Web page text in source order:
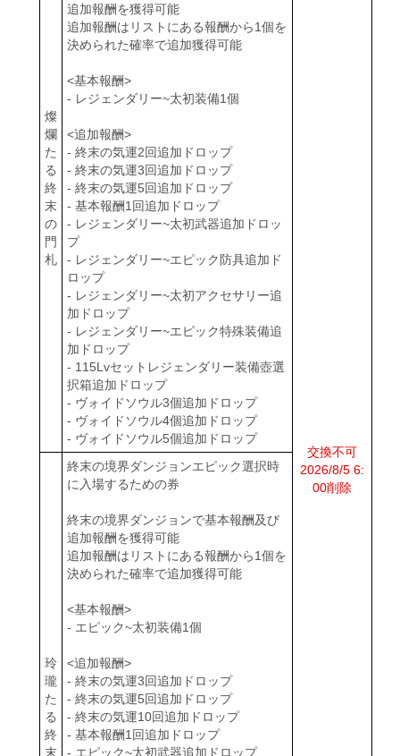
燦
爛
た
る
終
末
の
門
札
追加報酬を獲得可能
追加報酬はリストにある報酬から1個を
決められた確率で追加獲得可能
<基本報酬>
- レジェンダリー~太初装備1個
<追加報酬>
- 終末の気運2回追加ドロップ
- 終末の気運3回追加ドロップ
- 終末の気運5回追加ドロップ
- 基本報酬1回追加ドロップ
- レジェンダリー~太初武器追加ドロッ
プ
- レジェンダリー~エピック防具追加ド
ロップ
- レジェンダリー~太初アクセサリー追
加ドロップ
- レジェンダリー~エピック特殊装備追
加ドロップ
- 115Lvセットレジェンダリー装備壺選
択箱追加ドロップ
- ヴォイドソウル3個追加ドロップ
- ヴォイドソウル4個追加ドロップ
- ヴォイドソウル5個追加ドロップ
交換不可
2026/8/5 6:
00削除
玲
瓏
た
る
終
末
終末の境界ダンジョンエピック選択時
に入場するための券
終末の境界ダンジョンで基本報酬及び
追加報酬を獲得可能
追加報酬はリストにある報酬から1個を
決められた確率で追加獲得可能
<基本報酬>
- エピック~太初装備1個
<追加報酬>
- 終末の気運3回追加ドロップ
- 終末の気運5回追加ドロップ
- 終末の気運10回追加ドロップ
- 基本報酬1回追加ドロップ
- エピック~太初武器追加ドロップ